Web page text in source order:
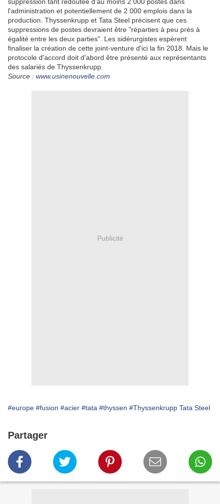
l'administration et potentiellement de 2 000 emplois dans la
production. Thyssenkrupp et Tata Steel précisent que ces
suppressions de postes devraient être "réparties à peu près à
égalité entre les deux parties". Les sidérurgistes espèrent
finaliser la création de cette joint-venture d'ici la fin 2018. Mais le
protocole d'accord doit d'abord être présenté aux représentants
des salariés de Thyssenkrupp.
Source : www.usinenouvelle.com
Publicité
#europe #fusion #acier #tata #thyssen #Thyssenkrupp Tata Steel
Partager